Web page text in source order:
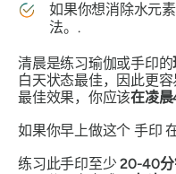
如果你想消除水元
法。.
清晨是练习瑜伽或手印的
白天状态最佳，因此更
最佳效果，你应该在凌晨
如果你早上做这个 手印
练习此手印至少20-40分